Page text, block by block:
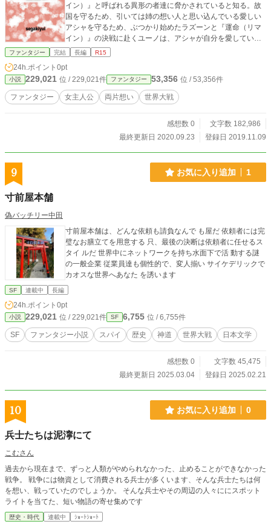
イン）』と呼ばれる異形の者達に脅かされていると知る。故
国を守るため、引いては姉の想い人と思い込んでいる愛しい
アシャを守るため、ぶつかり始めたラズーンと『運命（リマ
イン）』の決戦に赴くユーノは、アシャが自分を愛している
ことを知らない。アシャもまた、ユーノを守る誓いのために
あるのか。
ファンタジー 完結 長編 R15
24h.ポイント 0pt
小説 229,021 位 / 229,021件 ファンタジー 53,356 位 / 53,356件
ファンタジー 女主人公 両片想い 世界大戦
感想数 0
文字数 182,986
最終更新日 2020.09.23
登録日 2019.11.09
9 お気に入り追加 1
寸前屋本舗
偽バッチリー中田
寸前屋本舗は、どんな依頼も請負なんで も屋だ 依頼者には完
璧なお膳立てを用意する 只、最後の決断は依頼者に任せるス
タイ ルだ 世界中にネットワークを持ち水面下で活 動する謎
の一般企業 従業員達も個性的で、変人揃い サイケデリックで
カオスな世界へあなた を誘います
SF 連載中 長編
24h.ポイント 0pt
小説 229,021 位 / 229,021件 SF 6,755 位 / 6,755件
SF ファンタジー小説 スパイ 歴史 神道 世界大戦 日本文学
感想数 0
文字数 45,475
最終更新日 2025.03.04
登録日 2025.02.21
10 お気に入り追加 0
兵士たちは泥濘にて
こむさん
過去から現在まで、ずっと人類がやめられなかった、止めることができなかった
戦争。 戦争には物資として消費される兵士が多くいます、そんな兵士たちは何
を想い、戦っていたのでしょうか。 そんな兵士やその周辺の人々ににスポット
ライトを当てた、短い物語の寄せ集めです
歴史・時代 連載中 ｼｮｰﾄｼｮｰﾄ